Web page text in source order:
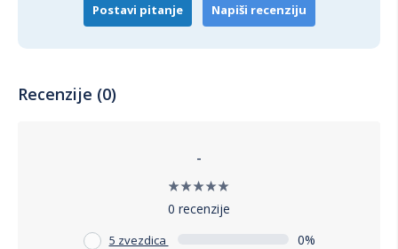
Postavi pitanje Napiši recenziju
Recenzije (0)
-
0 recenzije
5 zvezdica 0%